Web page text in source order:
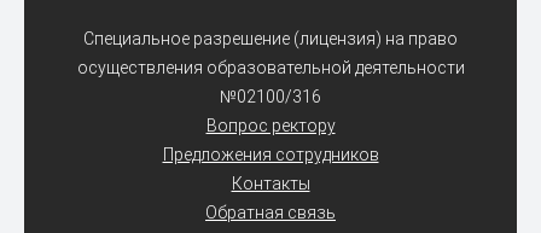
Специальное разрешение (лицензия) на право
осуществления образовательной деятельности
№02100/316
Вопрос ректору
Предложения сотрудников
Контакты
Обратная связь